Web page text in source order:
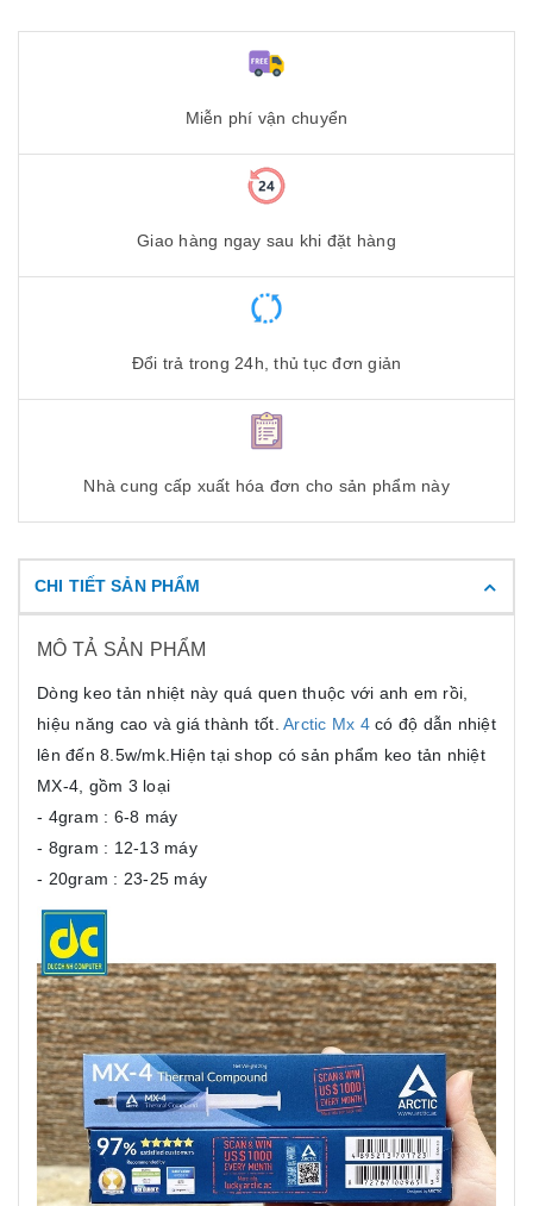
Miễn phí vận chuyển
Giao hàng ngay sau khi đặt hàng
Đổi trả trong 24h, thủ tục đơn giản
Nhà cung cấp xuất hóa đơn cho sản phẩm này
CHI TIẾT SẢN PHẨM
MÔ TẢ SẢN PHẨM
Dòng keo tản nhiệt này quá quen thuộc với anh em rồi,
hiệu năng cao và giá thành tốt. Arctic Mx 4 có độ dẫn nhiệt
lên đến 8.5w/mk.Hiện tại shop có sản phẩm keo tản nhiệt
MX-4, gồm 3 loại
- 4gram : 6-8 máy
- 8gram : 12-13 máy
- 20gram : 23-25 máy